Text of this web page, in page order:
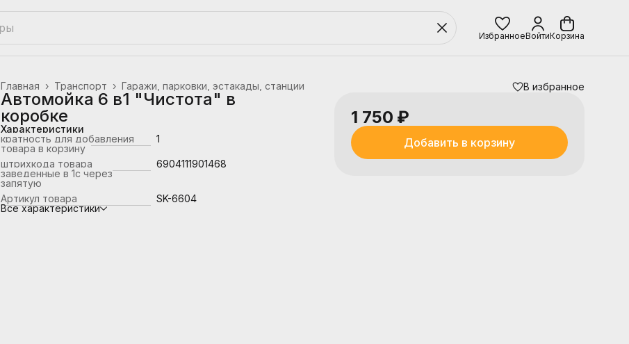
ИзбранноеВойтиКорзина
Гаражи, парковки, эстакады, станции
Транспорт ›
Главная ›
Автомойка 6 в1 "Чистота" в
коробке
Характеристики
кратность для добавления
товара в корзину
1
штрихкода товара
заведенные в 1с через
запятую
6904111901468
Артикул товара
SK-6604
Все характеристики
В избранное
1 750 ₽
Добавить в корзину